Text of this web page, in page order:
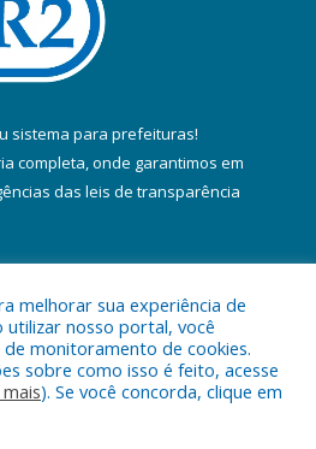
sistema para prefeituras!
completa, onde garantimos em
das leis de transparência
a Prefeitura Municipal de Colares.
melhorar sua experiência de
utilizar nosso portal, você
monitoramento de cookies.
sobre como isso é feito, acesse
). Se você concorda, clique em